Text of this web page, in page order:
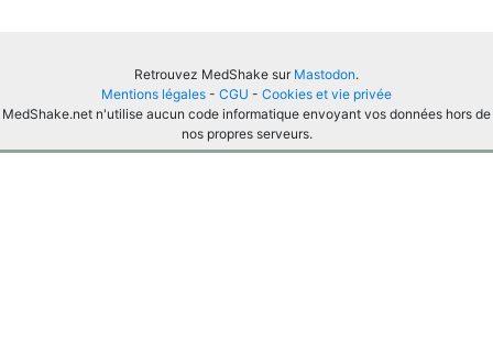
Retrouvez MedShake sur Mastodon.
Mentions légales - CGU - Cookies et vie privée
MedShake.net n'utilise aucun code informatique envoyant vos données hors de
nos propres serveurs.